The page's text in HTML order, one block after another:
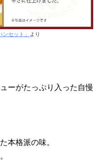
ンセット」 より
ーがたっぷり入った自慢
本格派の味。